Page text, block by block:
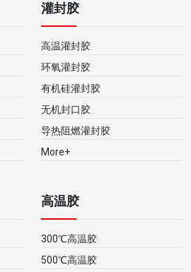
灌封胶
高温灌封胶
环氧灌封胶
有机硅灌封胶
无机封口胶
导热阻燃灌封胶
More+
高温胶
300℃高温胶
500℃高温胶